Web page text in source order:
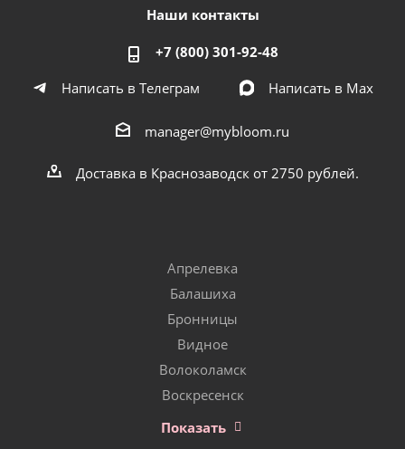
Наши контакты
+7 (800) 301-92-48
Написать в Телеграм
Написать в Мах
manager@mybloom.ru
Доставка в Краснозаводск от 2750 рублей.
Апрелевка
Балашиха
Бронницы
Видное
Волоколамск
Воскресенск
Показать